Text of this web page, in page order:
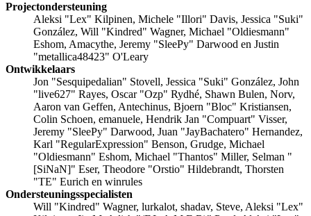
Projectondersteuning
Aleksi "Lex" Kilpinen, Michele "Illori" Davis, Jessica "Suki"
González, Will "Kindred" Wagner, Michael "Oldiesmann"
Eshom, Amacythe, Jeremy "SleePy" Darwood en Justin
"metallica48423" O'Leary
Ontwikkelaars
Jon "Sesquipedalian" Stovell, Jessica "Suki" González, John
"live627" Rayes, Oscar "Ozp" Rydhé, Shawn Bulen, Norv,
Aaron van Geffen, Antechinus, Bjoern "Bloc" Kristiansen,
Colin Schoen, emanuele, Hendrik Jan "Compuart" Visser,
Jeremy "SleePy" Darwood, Juan "JayBachatero" Hernandez,
Karl "RegularExpression" Benson, Grudge, Michael
"Oldiesmann" Eshom, Michael "Thantos" Miller, Selman "
[SiNaN]" Eser, Theodore "Orstio" Hildebrandt, Thorsten
"TE" Eurich en winrules
Ondersteuningsspecialisten
Will "Kindred" Wagner, lurkalot, shadav, Steve, Aleksi "Lex"